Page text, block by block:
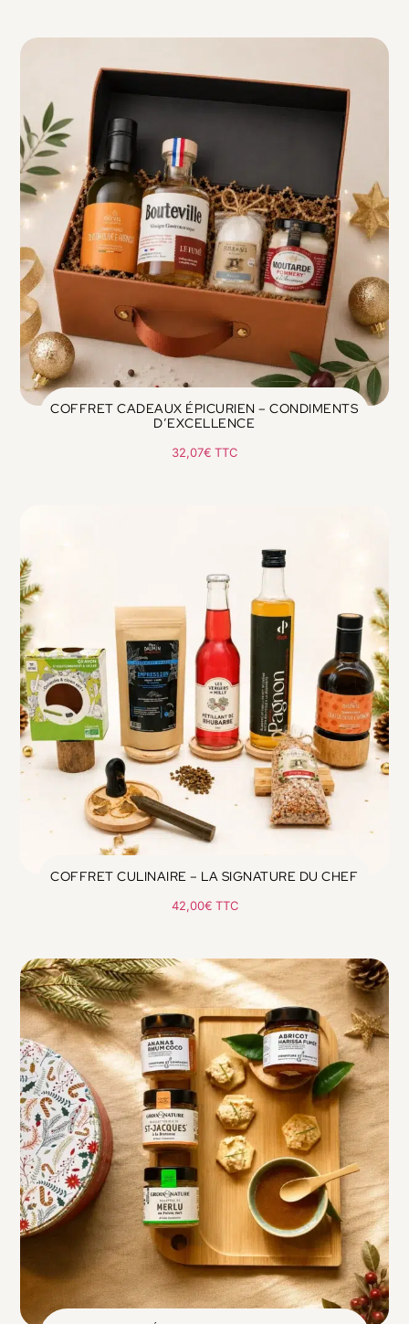
COFFRET CADEAUX ÉPICURIEN – CONDIMENTS
D’EXCELLENCE
32,07€ TTC
COFFRET CULINAIRE – LA SIGNATURE DU CHEF
42,00€ TTC